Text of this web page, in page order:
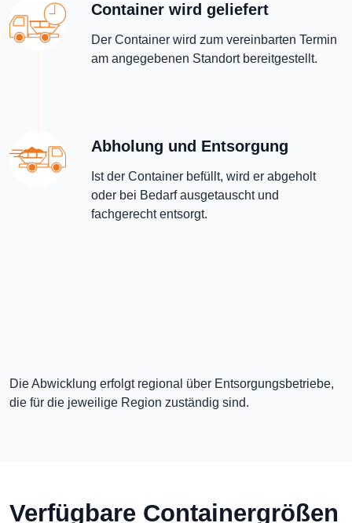
Container wird geliefert
Der Container wird zum vereinbarten Termin
am angegebenen Standort bereitgestellt.
Abholung und Entsorgung
Ist der Container befüllt, wird er abgeholt
oder bei Bedarf ausgetauscht und
fachgerecht entsorgt.
Die Abwicklung erfolgt regional über Entsorgungsbetriebe,
die für die jeweilige Region zuständig sind.
Verfügbare Containergrößen